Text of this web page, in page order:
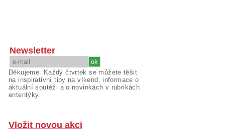
Newsletter
Děkujeme. Každý čtvrtek se můžete těšit
na inspirativní tipy na víkend, informace o
aktuální soutěži a o novinkách v rubrikách
ententýky.
Vložit novou akci